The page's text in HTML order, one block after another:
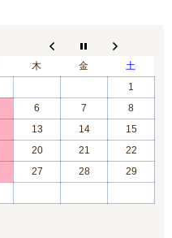
木 金
土
1
6 7
8
13 14
15
20 21
22
27 28
29